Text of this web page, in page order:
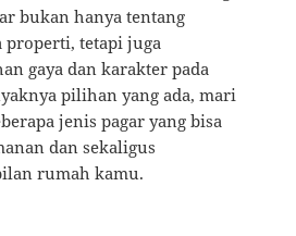
bukan hanya tentang
properti, tetapi juga
gaya dan karakter pada
pilihan yang ada, mari
jenis pagar yang bisa
dan sekaligus
rumah kamu.